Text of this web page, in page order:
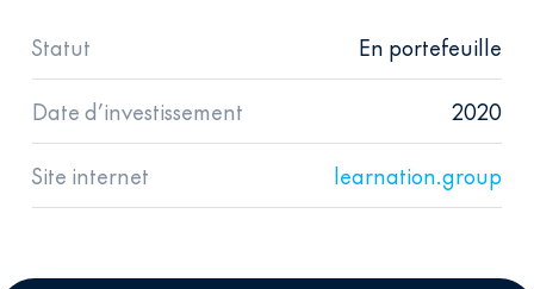
Statut En portefeuille
Date d’investissement 2020
Site internet learnation.group